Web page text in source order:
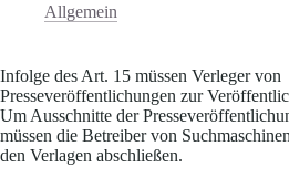
Allgemein
Infolge des Art. 15 müssen Verleger von
Presseveröffentlichungen zur
Um Ausschnitte der
müssen die Betreiber von
den Verlagen abschließen.